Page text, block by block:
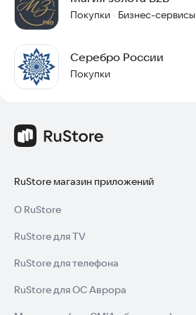
Покупки · Бизнес-сервисы
Серебро России
Покупки
RuStore магазин приложений
О RuStore
RuStore для TV
RuStore для телефона
RuStore для ОС Аврора